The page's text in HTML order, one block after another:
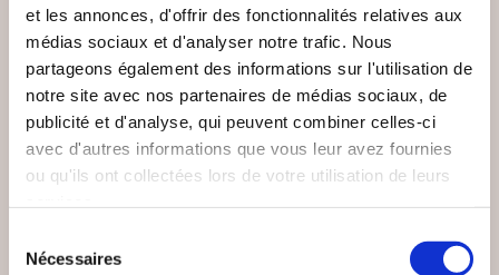
et les annonces, d'offrir des fonctionnalités relatives aux
médias sociaux et d'analyser notre trafic. Nous
partageons également des informations sur l'utilisation de
notre site avec nos partenaires de médias sociaux, de
publicité et d'analyse, qui peuvent combiner celles-ci
avec d'autres informations que vous leur avez fournies
ou qu'ils ont collectées lors de votre utilisation de leurs
Nécessaires
NEW